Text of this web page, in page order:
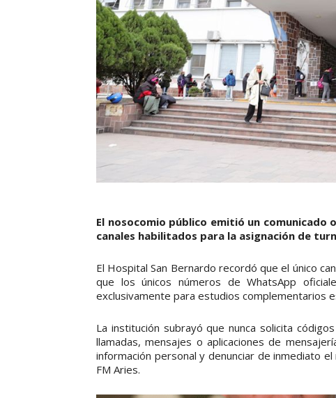
El nosocomio público emitió un
canales habilitados para la asignación de
El Hospital San Bernardo recordó que el único
que los únicos números de WhatsApp
exclusivamente para estudios complementarios
La institución subrayó que nunca solicita
llamadas, mensajes o aplicaciones de
información personal y denunciar de inmediato
FM Aries.